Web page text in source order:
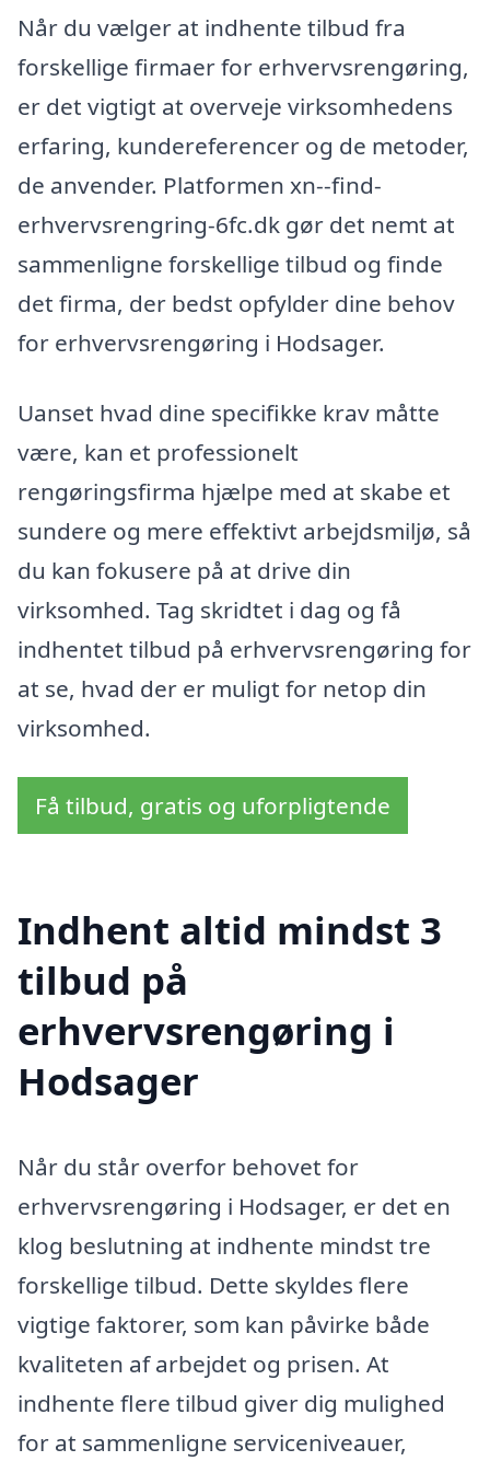
Når du vælger at indhente tilbud fra
forskellige firmaer for erhvervsrengøring,
er det vigtigt at overveje virksomhedens
erfaring, kundereferencer og de metoder,
de anvender. Platformen xn--find-
erhvervsrengring-6fc.dk gør det nemt at
sammenligne forskellige tilbud og finde
det firma, der bedst opfylder dine behov
for erhvervsrengøring i Hodsager.
Uanset hvad dine specifikke krav måtte
være, kan et professionelt
rengøringsfirma hjælpe med at skabe et
sundere og mere effektivt arbejdsmiljø, så
du kan fokusere på at drive din
virksomhed. Tag skridtet i dag og få
indhentet tilbud på erhvervsrengøring for
at se, hvad der er muligt for netop din
virksomhed.
Få tilbud, gratis og uforpligtende
Indhent altid mindst 3
tilbud på
erhvervsrengøring i
Hodsager
Når du står overfor behovet for
erhvervsrengøring i Hodsager, er det en
klog beslutning at indhente mindst tre
forskellige tilbud. Dette skyldes flere
vigtige faktorer, som kan påvirke både
kvaliteten af arbejdet og prisen. At
indhente flere tilbud giver dig mulighed
for at sammenligne serviceniveauer,